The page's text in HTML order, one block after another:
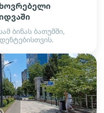
ბინას ბათუმში,